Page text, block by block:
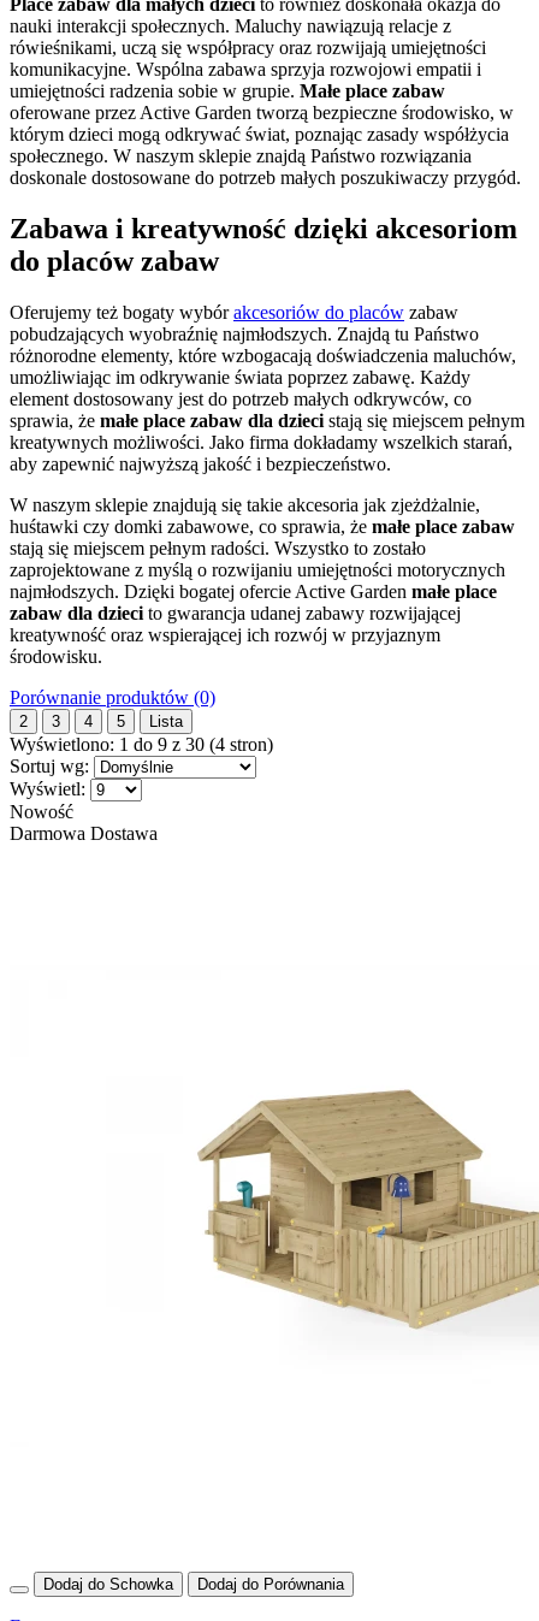
Place zabaw dla małych dzieci to również doskonała okazja do
nauki interakcji społecznych. Maluchy nawiązują relacje z
rówieśnikami, uczą się współpracy oraz rozwijają umiejętności
komunikacyjne. Wspólna zabawa sprzyja rozwojowi empatii i
umiejętności radzenia sobie w grupie. Małe place zabaw
oferowane przez Active Garden tworzą bezpieczne środowisko, w
którym dzieci mogą odkrywać świat, poznając zasady współżycia
społecznego. W naszym sklepie znajdą Państwo rozwiązania
doskonale dostosowane do potrzeb małych poszukiwaczy przygód.
Zabawa i kreatywność dzięki akcesoriom
do placów zabaw
Oferujemy też bogaty wybórakcesoriów do placów zabaw
pobudzających wyobraźnię najmłodszych. Znajdą tu Państwo
różnorodne elementy, które wzbogacają doświadczenia maluchów,
umożliwiając im odkrywanie świata poprzez zabawę. Każdy
element dostosowany jest do potrzeb małych odkrywców, co
sprawia, że małe place zabaw dla dzieci stają się miejscem pełnym
kreatywnych możliwości. Jako firma dokładamy wszelkich starań,
aby zapewnić najwyższą jakość i bezpieczeństwo.
W naszym sklepie znajdują się takie akcesoria jak zjeżdżalnie,
huśtawki czy domki zabawowe, co sprawia, że małe place zabaw
stają się miejscem pełnym radości. Wszystko to zostało
zaprojektowane z myślą o rozwijaniu umiejętności motorycznych
najmłodszych. Dzięki bogatej ofercie Active Garden małe place
zabaw dla dzieci to gwarancja udanej zabawy rozwijającej
kreatywność oraz wspierającej ich rozwój w przyjaznym
środowisku.
Porównanie produktów (0)
2 3 4 5 Lista
Wyświetlono: 1 do 9 z 30 (4 stron)
Sortuj wg:
Wyświetl:
Nowość
Darmowa Dostawa
Dodaj do Schowka Dodaj do Porównania